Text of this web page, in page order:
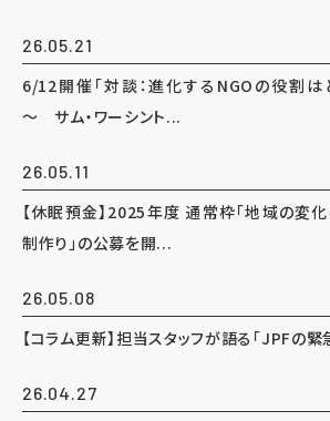
26.05.21
6/12開催「対談：進化するNGOの役割
～ サム・ワーシント...
26.05.11
【休眠預金】2025年度 通常枠「地域の変
制作り」の公募を開...
26.05.08
【コラム更新】担当スタッフが語る「JPFの
26.04.27